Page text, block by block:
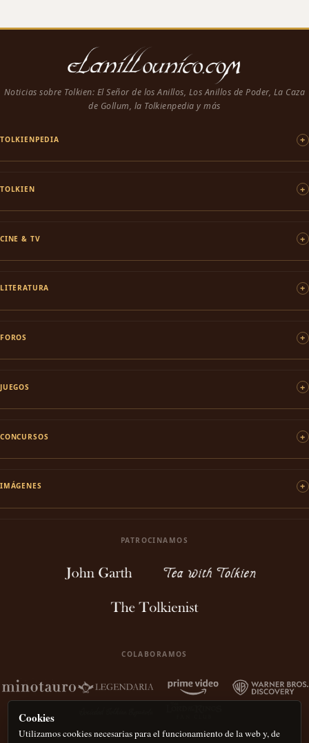
Noticias sobre Tolkien: El Señor de los Anillos, Los Anillos de Poder, La Caza
de Gollum, la Tolkienpedia y más
TOLKIENPEDIA
TOLKIEN
CINE & TV
LITERATURA
FOROS
JUEGOS
CONCURSOS
IMÁGENES
PATROCINAMOS
COLABORAMOS
Cookies
Utilizamos cookies necesarias para el funcionamiento de la web y, de